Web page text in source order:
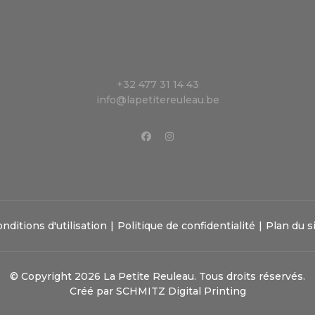
+32 477 31 14 43
info@lapetitereuleau.be
d'utilisation Politique de confidentialité Plan du
© Copyright 2026 La Petite Reuleau. Tous droits réservés.
Créé par SCHMITZ Digital Printing